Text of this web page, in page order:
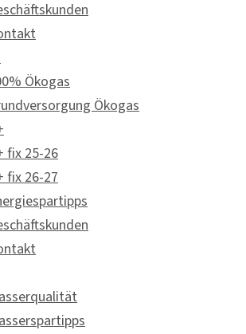
Ökogas
Ökogas
fix 25-26
fix 26-27